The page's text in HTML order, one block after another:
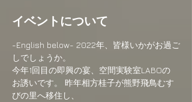
イベントについて
-English below- 2022年、皆様いかがお過ご
しでしょうか。
今年1回目の即興の宴、空間実験室LABOの
お誘いです。 昨年相方桂子が熊野飛鳥むす
びの里へ移住し、